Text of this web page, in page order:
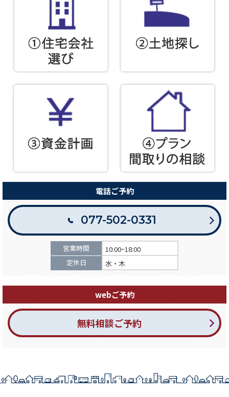
電話ご予約
077-502-0331
営業時間
10:00~18:00
定休日
水・木
webご予約
無料相談ご予約